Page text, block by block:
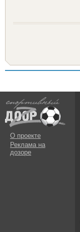
О проекте
Реклама на
дозоре